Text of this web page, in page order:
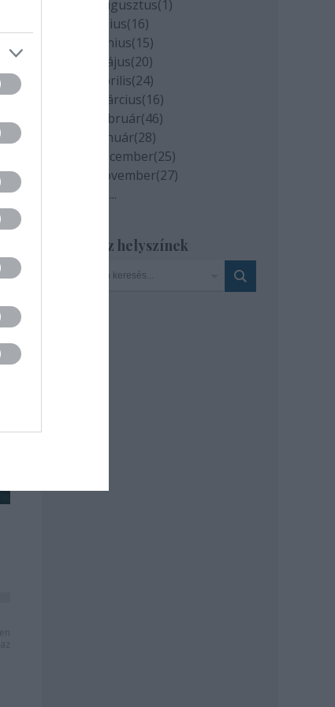
2020 augusztus(1)
2020 július(16)
2020 június(15)
2020 május(20)
2020 április(24)
2020 március(16)
2020 február(46)
2020 január(28)
2019 december(25)
2019 november(27)
...
Szinház helyszínek